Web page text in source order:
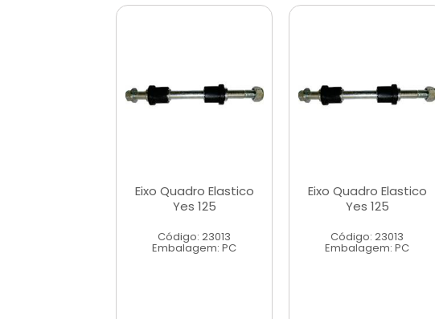
Eixo Quadro Elastico
Yes 125
Código: 23013
Embalagem: PC
Eixo Quadro Elastico
Yes 125
Código: 23013
Embalagem: PC